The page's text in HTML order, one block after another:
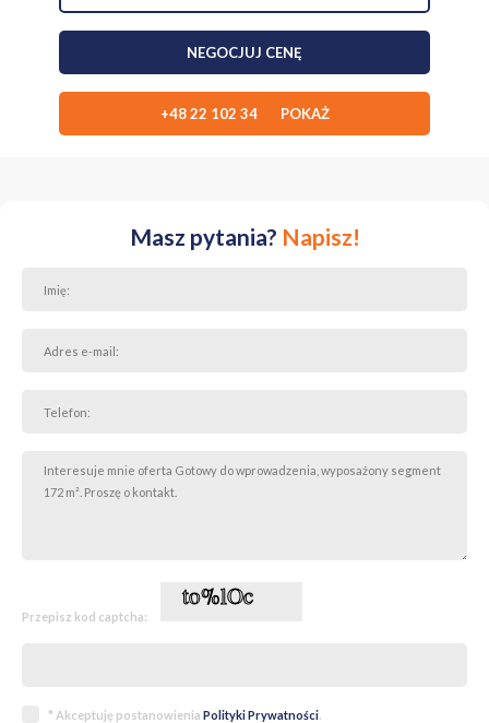
NEGOCJUJ CENĘ
+48 22 102 34 POKAŻ
Masz pytania? Napisz!
Przepisz kod captcha:
* Akceptuję postanowienia Polityki Prywatności.